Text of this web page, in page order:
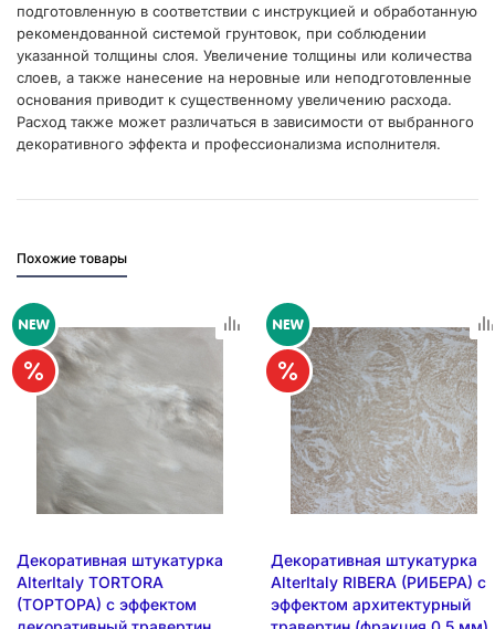
подготовленную в соответствии с инструкцией и обработанную
рекомендованной системой грунтовок, при соблюдении
указанной толщины слоя. Увеличение толщины или количества
слоев, а также нанесение на неровные или неподготовленные
основания приводит к существенному увеличению расхода.
Расход также может различаться в зависимости от выбранного
декоративного эффекта и профессионализма исполнителя.
Похожие товары
Декоративная штукатурка
AlterItaly TORTORA
(ТОРТОРА) с эффектом
Декоративная штукатурка
AlterItaly RIBERA (РИБЕРА) с
эффектом архитектурный